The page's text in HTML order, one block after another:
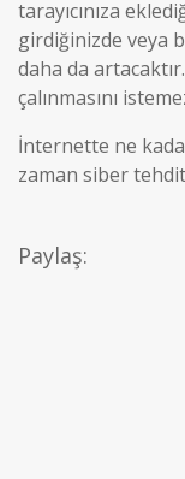
tarayıcınıza
girdiğinizde veya
daha da
çalınmasını
İnternette ne
zaman siber
Paylaş: